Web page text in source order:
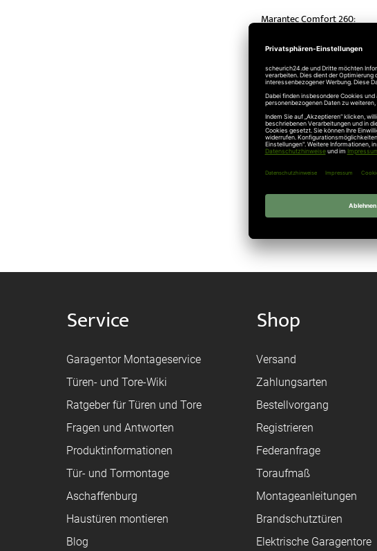
Marantec Comfort 260:
Zug- und Druckkraft: 550 N
Marantec Comfort 270:
Motor-Aggregat Comfort
Zug- und Druckkraft: 750 N
Marantec Comfort 280:
Motor-Aggregat Comfort
Zug- und Druckkraft: 1000 N
Veröffentlicht inAntriebe
Service
Garagentor Montageservice
Türen- und Tore-Wiki
Ratgeber für Türen und Tore
Fragen und Antworten
Produktinformationen
Tür- und Tormontage
Aschaffenburg
Haustüren montieren
Blog
Shop
Versand
Zahlungsarten
Bestellvorgang
Registrieren
Federanfrage
Toraufmaß
Montageanleitungen
Brandschutztüren
Elektrische Garagentore